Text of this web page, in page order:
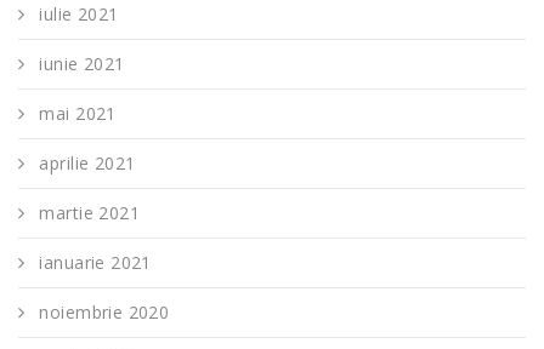
iulie 2021
iunie 2021
mai 2021
aprilie 2021
martie 2021
ianuarie 2021
noiembrie 2020